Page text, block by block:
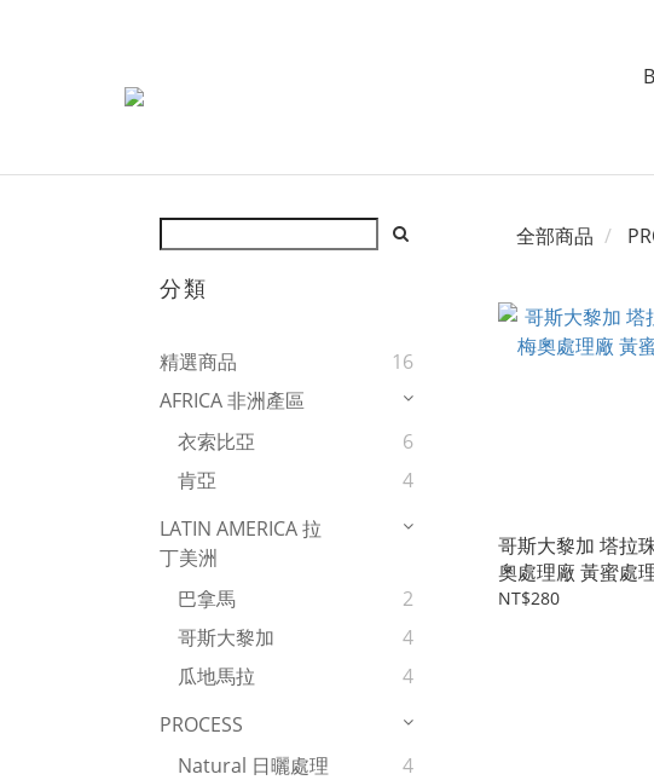
分類
精選商品
16
AFRICA 非洲產區
衣索比亞
6
肯亞
4
LATIN AMERICA 拉
丁美洲
巴拿馬
2
哥斯大黎加
4
瓜地馬拉
4
PROCESS
Natural 日曬處理
4
全部商品
哥斯大黎加 塔拉
奧處理廠 黃蜜處
NT$280